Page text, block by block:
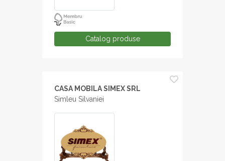
Catalog produse
CASA MOBILA SIMEX SRL
Simleu Silvaniei